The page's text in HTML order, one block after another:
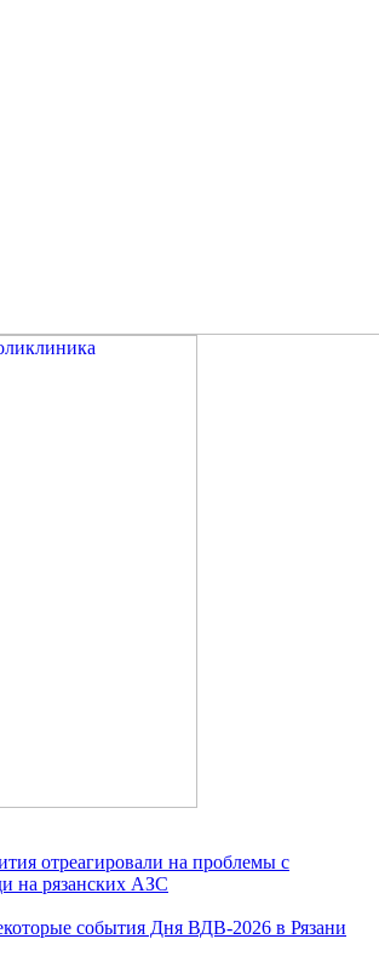
отреагировали на проблемы с
на рязанских АЗС
события Дня ВДВ-2026 в Рязани